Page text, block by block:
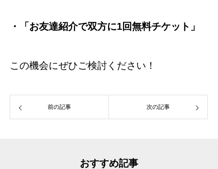
・「お友達紹介で双方に1回無料チケット」
この機会にぜひご検討ください！
前の記事 次の記事
おすすめ記事